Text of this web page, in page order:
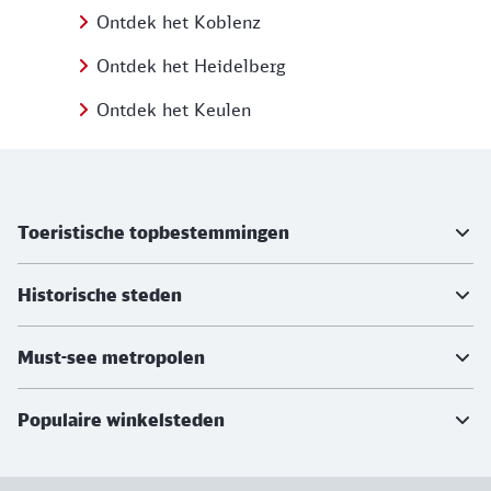
Ontdek het Koblenz
Ontdek het Heidelberg
Ontdek het Keulen
Toeristische topbestemmingen
Historische steden
Must-see metropolen
Populaire winkelsteden